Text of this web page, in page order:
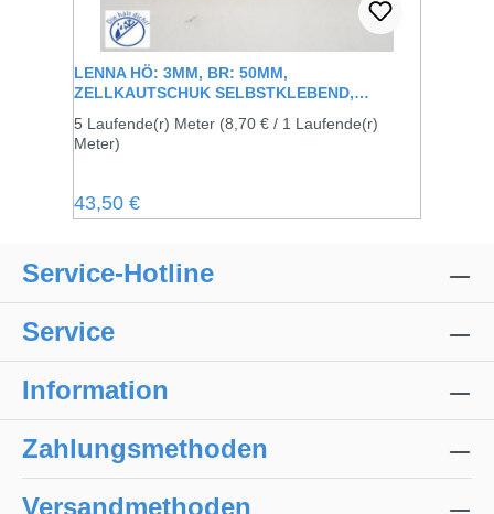
LENNA HÖ: 3MM, BR: 50MM,
ZELLKAUTSCHUK SELBSTKLEBEND,
5 Laufende(r) Meter (8,70 € / 1 Laufende(r)
Meter)
Regulärer Preis:
43,50 €
Service-Hotline
Service
Information
Zahlungsmethoden
Versandmethoden